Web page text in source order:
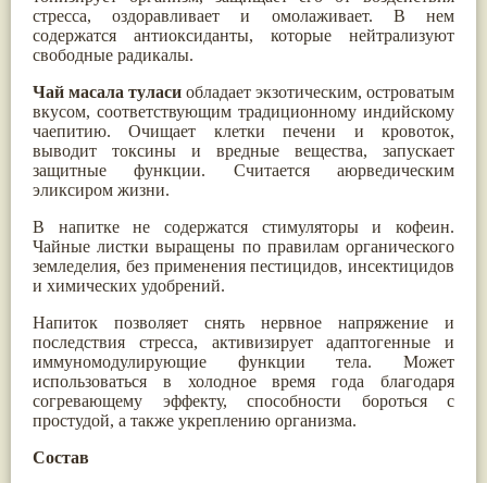
стресса, оздоравливает и омолаживает. В нем
содержатся антиоксиданты, которые нейтрализуют
свободные радикалы.
Чай масала туласи обладает экзотическим, островатым
вкусом, соответствующим традиционному индийскому
чаепитию. Очищает клетки печени и кровоток,
выводит токсины и вредные вещества, запускает
защитные функции. Считается аюрведическим
эликсиром жизни.
В напитке не содержатся стимуляторы и кофеин.
Чайные листки выращены по правилам органического
земледелия, без применения пестицидов, инсектицидов
и химических удобрений.
Напиток позволяет снять нервное напряжение и
последствия стресса, активизирует адаптогенные и
иммуномодулирующие функции тела. Может
использоваться в холодное время года благодаря
согревающему эффекту, способности бороться с
простудой, а также укреплению организма.
Состав
Паслён черный(13)
Ипомея(12)
Коричник цейлонский(12)
Розовая соль(12)
Сверция
(12)
Виноград(11)
Каменная соль(11)
Коровье молоко (11)
Мукуна жгучая(11)
Патала(11)
Перец чаба(11)
Соссюрея/кушта(11)
Турпет(11)
Асафетида
(10)
Пармелия(10)
Тмин обыкновенный(10)
Ашока(9)
Вишня гималайская
(9)
Данти(9)
Птерокарпус мешковидный